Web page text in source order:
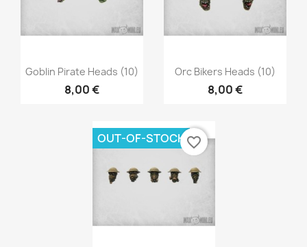
Aperçu rapide
Goblin Pirate Heads (10)
8,00 €
Aperçu rapide
Orc Bikers Heads (10)
8,00 €
OUT-OF-STOCK favorite_border